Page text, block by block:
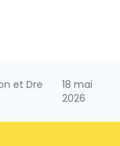
et Dre
18 mai
2026